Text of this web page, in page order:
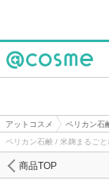
アットコスメ ペリカン石
ペリカン石鹸 / 米麹まるご
商品TOP